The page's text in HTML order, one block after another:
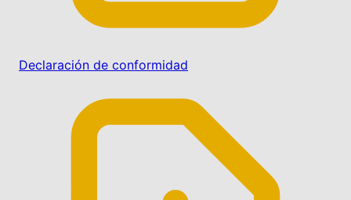
Declaración de conformidad